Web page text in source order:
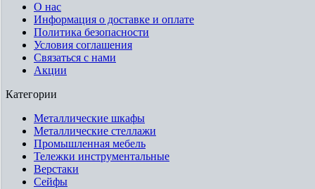
О нас
Информация о доставке и оплате
Политика безопасности
Условия соглашения
Связаться с нами
Акции
Категории
Металлические шкафы
Металлические стеллажи
Промышленная мебель
Тележки инструментальные
Верстаки
Сейфы